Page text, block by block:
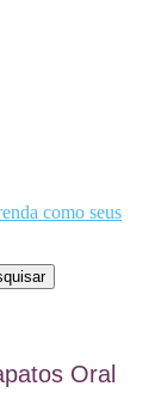
como seus
Oral